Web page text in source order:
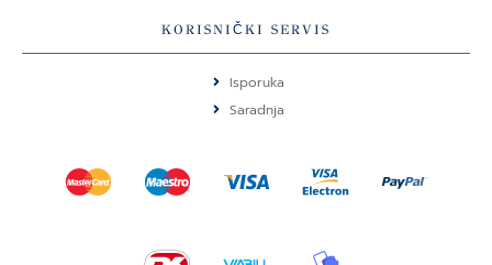
KORISNIČKI SERVIS
Isporuka
Saradnja